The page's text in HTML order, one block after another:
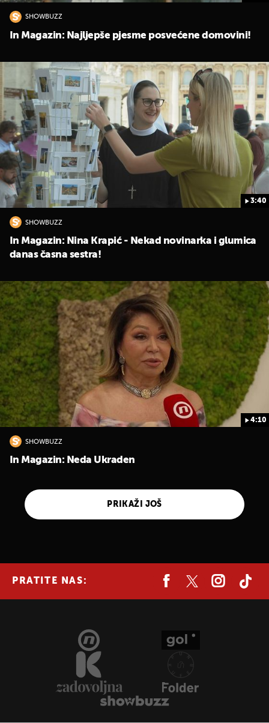
SHOWBUZZ
In Magazin: Najljepše pjesme posvećene domovini!
3:40
SHOWBUZZ
In Magazin: Nina Krapić - Nekad novinarka i glumica
danas časna sestra!
4:10
SHOWBUZZ
In Magazin: Neda Ukraden
PRIKAŽI JOŠ
PRATITE NAS: